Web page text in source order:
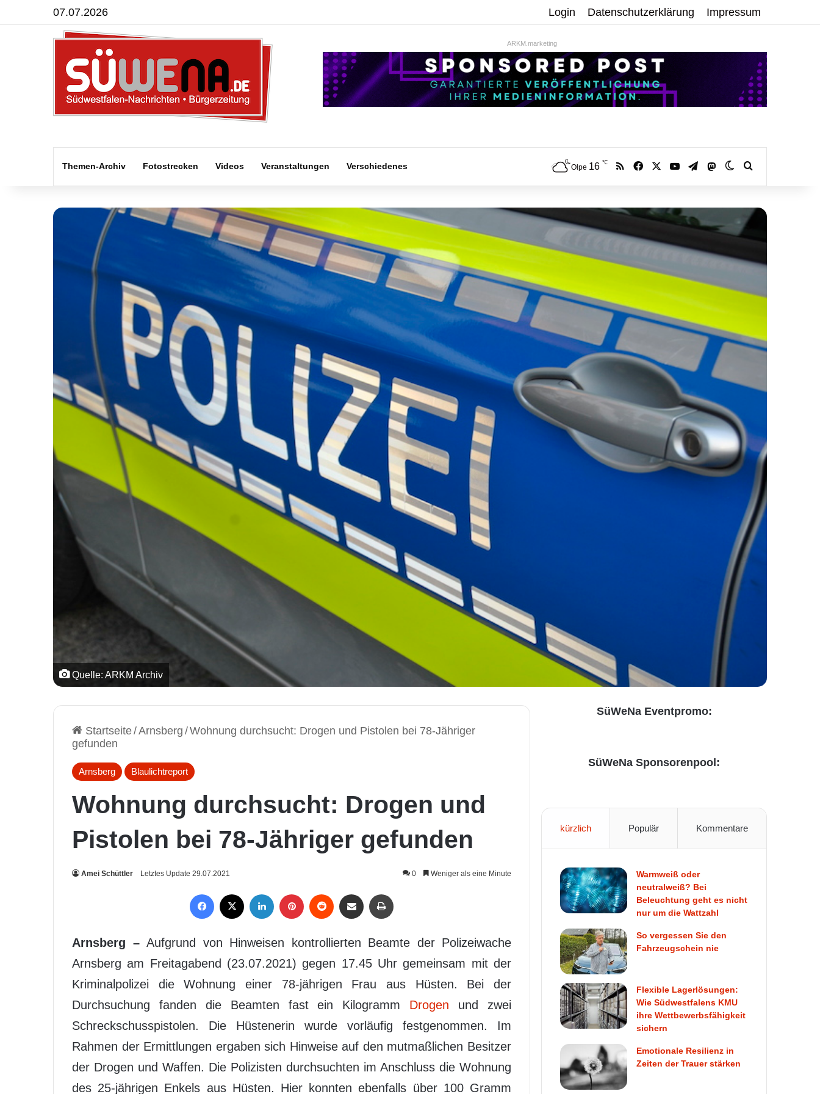
07.07.2026 Login Datenschutzerklärung Impressum
ARKM.marketing
Themen-Archiv Fotostrecken Videos Veranstaltungen Verschiedenes Olpe 16 ℃ RSS Facebook YouTubeTelegramMastodonSkin umschalten
Quelle: ARKM Archiv
Startseite/Arnsberg /Wohnung durchsucht: Drogen und Pistolen bei 78-Jähriger
gefunden
Arnsberg Blaulichtreport
Wohnung durchsucht: Drogen und
Pistolen bei 78-Jähriger gefunden
Amei Schüttler Letztes Update 29.07.2021 0 Weniger als eine Minute
Arnsberg – Aufgrund von Hinweisen kontrollierten Beamte der Polizeiwache
Arnsberg am Freitagabend (23.07.2021) gegen 17.45 Uhr gemeinsam mit der
Kriminalpolizei die Wohnung einer 78-jährigen Frau aus Hüsten. Bei der
Durchsuchung fanden die Beamten fast ein Kilogramm Drogen und zwei
Schreckschusspistolen. Die Hüstenerin wurde vorläufig festgenommen. Im
Rahmen der Ermittlungen ergaben sich Hinweise auf den mutmaßlichen Besitzer
der Drogen und Waffen. Die Polizisten durchsuchten im Anschluss die Wohnung
des 25-jährigen Enkels aus Hüsten. Hier konnten ebenfalls über 100 Gramm
SüWeNa Eventpromo:
SüWeNa Sponsorenpool:
kürzlich Populär Kommentare
Warmweiß oder
neutralweiß? Bei
Beleuchtung geht es nicht
nur um die Wattzahl
So vergessen Sie den
Fahrzeugschein nie
Flexible Lagerlösungen:
Wie Südwestfalens KMU
ihre Wettbewerbsfähigkeit
sichern
Emotionale Resilienz in
Zeiten der Trauer stärken